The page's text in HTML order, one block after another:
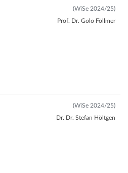
(WiSe 2024/25)
Prof. Dr. Golo Föllmer
(WiSe 2024/25)
Dr. Dr. Stefan Höltgen